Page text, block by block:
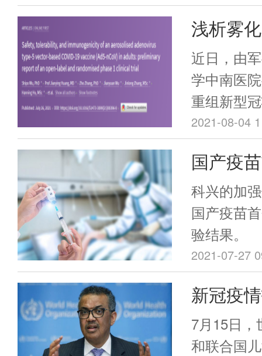
带头打下
是奖杯上“
浅析雾
Ad5-
近日，由
学中南医
重组新型
毒载体）
的相关临
术期刊《
[1]，是全
苗黏膜免
2021-08-04
国产疫
临床试
科兴的加
国产疫苗
验结果。
2021-07-27
新冠疫
苗计划
7月15日
和联合国